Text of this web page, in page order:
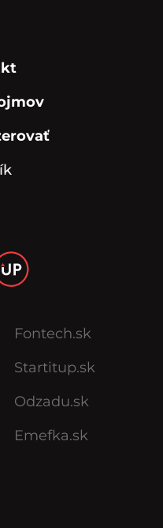
Fontech.sk
Startitup.sk
Odzadu.sk
Emefka.sk